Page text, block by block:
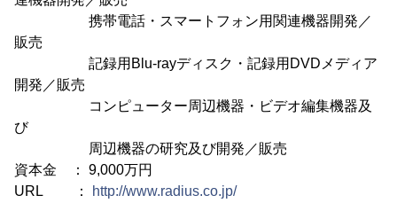
携帯電話・スマートフォン用関連機器開発／
販売
記録用Blu-rayディスク・記録用DVDメディア
開発／販売
コンピューター周辺機器・ビデオ編集機器及
び
周辺機器の研究及び開発／販売
資本金 ： 9,000万円
URL ：
http://www.radius.co.jp/